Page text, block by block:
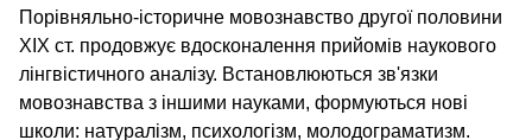
Порівняльно-історичне мовознавство другої половини
XIX ст. продовжує вдосконалення прийомів наукового
лінгвістичного аналізу. Встановлюються зв'язки
мовознавства з іншими науками, формуються нові
школи: натуралізм, психологізм, молодограматизм.